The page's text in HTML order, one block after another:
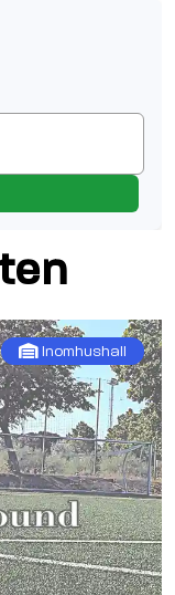
Inomhushall